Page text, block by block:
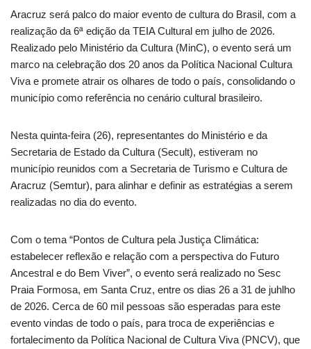
Aracruz será palco do maior evento de cultura do Brasil, com a
realização da 6ª edição da TEIA Cultural em julho de 2026.
Realizado pelo Ministério da Cultura (MinC), o evento será um
marco na celebração dos 20 anos da Política Nacional Cultura
Viva e promete atrair os olhares de todo o país, consolidando o
município como referência no cenário cultural brasileiro.
Nesta quinta-feira (26), representantes do Ministério e da
Secretaria de Estado da Cultura (Secult), estiveram no
município reunidos com a Secretaria de Turismo e Cultura de
Aracruz (Semtur), para alinhar e definir as estratégias a serem
realizadas no dia do evento.
Com o tema “Pontos de Cultura pela Justiça Climática:
estabelecer reflexão e relação com a perspectiva do Futuro
Ancestral e do Bem Viver”, o evento será realizado no Sesc
Praia Formosa, em Santa Cruz, entre os dias 26 a 31 de juhlho
de 2026. Cerca de 60 mil pessoas são esperadas para este
evento vindas de todo o país, para troca de experiências e
fortalecimento da Política Nacional de Cultura Viva (PNCV), que